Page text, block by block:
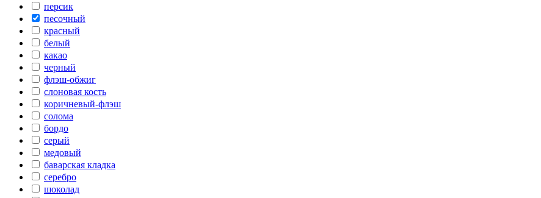
персик
песочный
красный
белый
какао
черный
флэш-обжиг
слоновая кость
коричневый-флэш
солома
бордо
серый
медовый
баварская кладка
серебро
шоколад